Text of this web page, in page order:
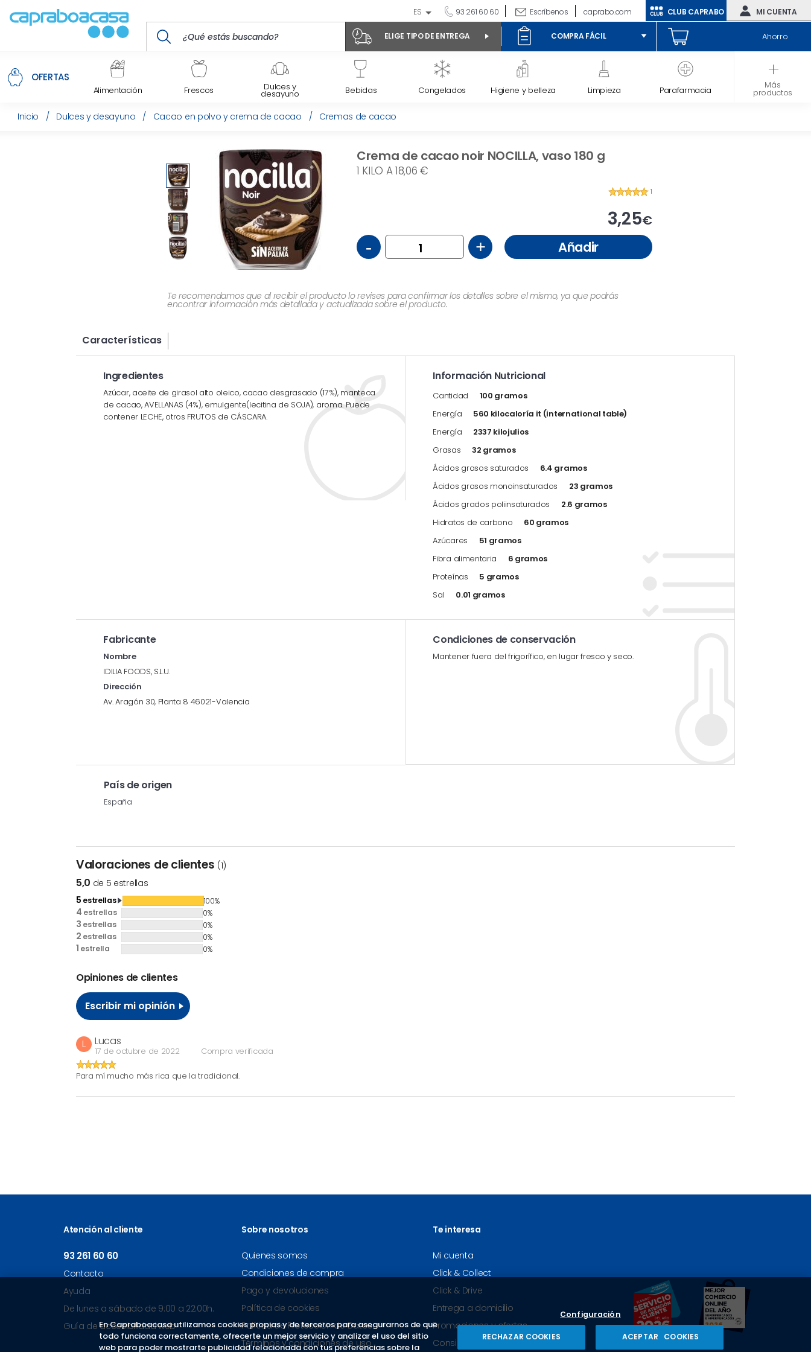
ES 93 261 60 60 Escríbenos caprabo.com CLUB CAPRABO MI CUENTA
ELIGE TIPO DE ENTREGA COMPRA FÁCIL Ahorro
OFERTAS
Alimentación Frescos Dulces y
desayuno Bebidas Congelados Higiene y belleza Limpieza Parafarmacia Bebé
Más
productos
Inicio / Dulces y desayuno / Cacao en polvo y crema de cacao / Cremas de cacao
Crema de cacao noir NOCILLA, vaso 180 g
1
3,25€
1 KILO A 18,06 €
- + Añadir
Te recomendamos que al recibir el producto lo revises para confirmar los detalles sobre el mismo, ya que podrás
encontrar información más detallada y actualizada sobre el producto.
Características
Ingredientes
Azúcar, aceite de girasol alto oleico, cacao desgrasado (17%), manteca
de cacao, AVELLANAS (4%), emulgente(lecitina de SOJA), aroma. Puede
contener LECHE, otros FRUTOS de CÁSCARA.
Información Nutricional
Cantidad
100 gramos
Energía
560 kilocaloría it (international table)
Energía
2337 kilojulios
Grasas
32 gramos
Ácidos grasos saturados
6.4 gramos
Ácidos grasos monoinsaturados
23 gramos
Ácidos grados poliinsaturados
2.6 gramos
Hidratos de carbono
60 gramos
Azúcares
51 gramos
Fibra alimentaria
6 gramos
Proteínas
5 gramos
Sal
0.01 gramos
Fabricante
Nombre
IDILIA FOODS, S.L.U.
Dirección
Av. Aragón 30, Planta 8 46021-Valencia
Condiciones de conservación
Mantener fuera del frigorífico, en lugar fresco y seco.
País de origen
España
Valoraciones de clientes (1)
5,0 de 5 estrellas
5 estrellas 100%
4 estrellas 0%
3 estrellas 0%
2 estrellas 0%
1 estrella 0%
Opiniones de clientes
Escribir mi opinión
L Lucas
17 de octubre de 2022 Compra verificada
Para mí mucho más rica que la tradicional.
Atención al cliente
93 261 60 60
Contacto
Ayuda
De lunes a sábado de 9:00 a 22:00h.
Guía de accesibilidad web
Sobre nosotros
Quienes somos
Condiciones de compra
Pago y devoluciones
Política de cookies
Política de Protección de Datos
Términos y condiciones de uso
Te interesa
Mi cuenta
Click & Collect
Click & Drive
Entrega a domicilio
Promociones y ofertas
Consigue tus descuentos
En Capraboacasa utilizamos cookies propias y de terceros para asegurarnos de que
todo funciona correctamente, ofrecerte un mejor servicio y analizar el uso del sitio
web para poder mostrarte publicidad relacionada con tus preferencias sobre la
Configuración
RECHAZAR COOKIES ACEPTAR COOKIES